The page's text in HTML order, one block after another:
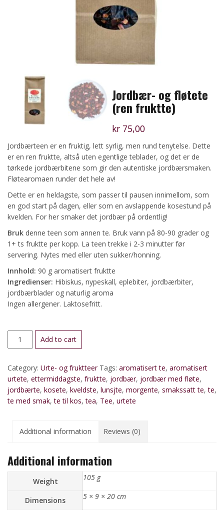
Jordbær- og fløtete
(ren fruktte)
kr 75,00
Jordbærteen er en fruktig, lett syrlig, men rund tenytelse. Dette
er en ren fruktte, altså uten egentlige teblader, og det er de
tørkede jordbærbitene som gir den autentiske jordbærsmaken.
Fløtearomaen runder det hele av!
Dette er en heldagste, som passer til pausen innimellom, som
en god start på dagen, eller som en avslappende kosestund på
kvelden. For her smaker det jordbær på ordentlig!
Bruk denne teen som annen te. Bruk vann på 80-90 grader og
1+ ts fruktte per kopp. La teen trekke i 2-3 minutter før
servering. Nytes med eller uten sukker/honning.
Innhold: 90 g aromatisert fruktte
Ingredienser: Hibiskus, nypeskall, eplebiter, jordbærbiter,
jordbærblader og naturlig aroma
Ingen allergener. Laktosefritt.
Jordbær-
og
(ren
fruktte)
quantity
Add to cart
Category: Urte- og fruktteer Tags: aromatisert te, aromatisert
urtete, ettermiddagste, fruktte, jordbær, jordbær med fløte,
jordbærte, kosete, kveldste, lunsjte, morgente, smakssatt te,te,
te med smak,te til kos,tea, Tee, urtete
Additional information Reviews (0)
Additional information
Weight 105 g
Dimensions 5 × 9 × 20 cm